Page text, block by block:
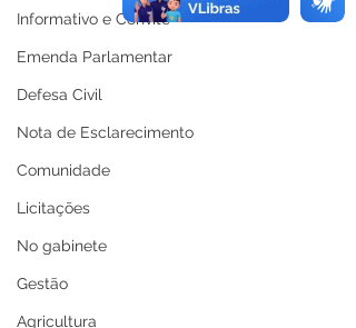
Informativo e Convite
Emenda Parlamentar
Defesa Civil
Nota de Esclarecimento
Comunidade
Licitações
No gabinete
Gestão
Agricultura